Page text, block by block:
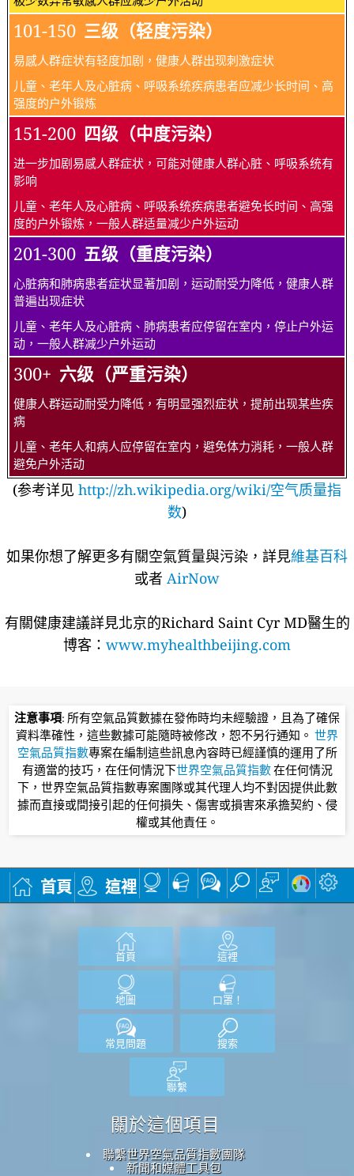
101-150 三级（轻度污染）
易感人群症状有轻度加剧，健康人群出现刺激症状
儿童、老年人及心脏病、呼吸系统疾病患者应减少长时间、高
强度的户外锻炼
151-200 四级（中度污染）
进一步加剧易感人群症状，可能对健康人群心脏、呼吸系统有
影响
儿童、老年人及心脏病、呼吸系统疾病患者避免长时间、高强
度的户外锻炼，一般人群适量减少户外运动
201-300 五级（重度污染）
心脏病和肺病患者症状显著加剧，运动耐受力降低，健康人群
普遍出现症状
儿童、老年人及心脏病、肺病患者应停留在室内，停止户外运
动，一般人群减少户外运动
300+ 六级（严重污染）
健康人群运动耐受力降低，有明显强烈症状，提前出现某些疾
病
儿童、老年人和病人应停留在室内，避免体力消耗，一般人群
避免户外活动
(参考详见 http://zh.wikipedia.org/wiki/空气质量指
数)
如果你想了解更多有關空氣質量與污染，詳見維基百科
或者 AirNow
有關健康建議詳​​見北京的Richard Saint Cyr MD醫生的
博客： www.myhealthbeijing.com
注意事項: 所有空氣品質數據在發佈時均未經驗證，且為了確保
資料準確性，這些數據可能隨時被修改，恕不另行通知。 世界
空氣品質指數專案在編制這些訊息內容時已經謹慎的運用了所
有適當的技巧，在任何情況下世界空氣品質指數在任何情況
下，世界空氣品質指數專案團隊或其代理人均不對因提供此數
據而直接或間接引起的任何損失、傷害或損害來承擔契約、侵
權或其他責任。
首頁 這裡
首頁 這裡
地圖 口罩！
常見問題 搜索
聯繫
關於這個項目
聯繫世界空氣品質指數團隊
新聞和媒體工具包